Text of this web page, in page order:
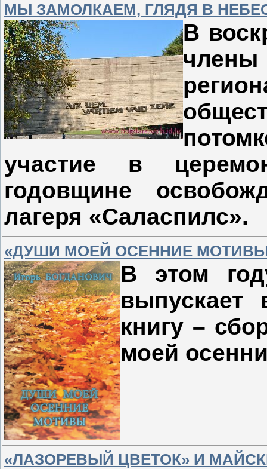
МЫ ЗАМОЛКАЕМ, ГЛЯДЯ В
В
участие в
годовщине
лагеря «Саласпилс».
«ДУШИ МОЕЙ ОСЕННИЕ
В этом
книгу –
моей
«ЛАЗОРЕВЫЙ ЦВЕТОК» И